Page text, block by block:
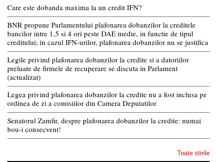
Care este dobanda maxima la un credit IFN?
BNR propune Parlamentului plafonarea dobanzilor la creditele
bancilor intre 1,5 si 4 ori peste DAE medie, in functie de tipul
creditului; in cazul IFN-urilor, plafonarea dobanzilor nu se justifica
Legile privind plafonarea dobanzilor la credite si a datoriilor
preluate de firmele de recuperare se discuta in Parlament
(actualizat)
Legea privind plafonarea dobanzilor la credite nu a fost inclusa pe
ordinea de zi a comisiilor din Camera Deputatilor
Senatorul Zamfir, despre plafonarea dobanzilor la credite: numai
bou-i consecvent!
Toate stirile